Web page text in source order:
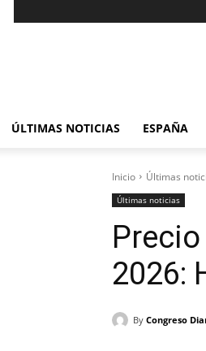
ÚLTIMAS NOTICIAS ESPAÑA
Inicio Últimas
Últimas noticias
2026:
By Congreso